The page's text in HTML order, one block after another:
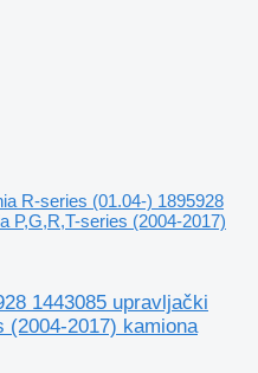
R-series (01.04-) 1895928
P,G,R,T-series (2004-2017)
1443085 upravljački
(2004-2017) kamiona